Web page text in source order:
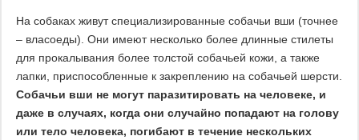
На собаках живут специализированные собачьи вши (точнее
– власоеды). Они имеют несколько более длинные стилеты
для прокалывания более толстой собачьей кожи, а также
лапки, приспособленные к закреплению на собачьей шерсти.
Собачьи вши не могут паразитировать на человеке, и
даже в случаях, когда они случайно попадают на голову
или тело человека, погибают в течение нескольких